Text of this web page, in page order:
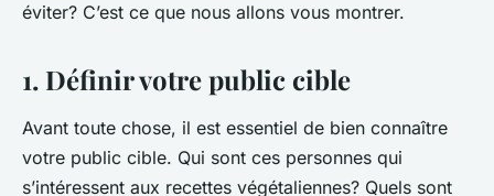
éviter? C’est ce que nous allons vous montrer.
1. Définir votre public cible
Avant toute chose, il est essentiel de bien connaître
votre public cible. Qui sont ces personnes qui
s’intéressent aux recettes végétaliennes? Quels sont